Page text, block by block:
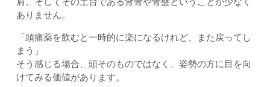
ありません。
「頭痛薬を飲むと一時的に楽になるけれど、また戻ってし
まう」
そう感じる場合、頭そのものではなく、姿勢の方に目を向
けてみる価値があります。